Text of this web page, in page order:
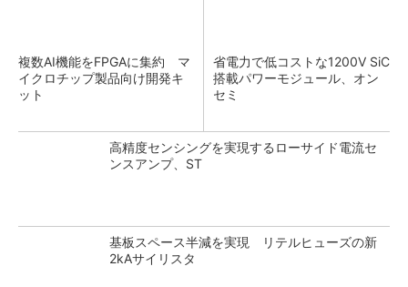
複数AI機能をFPGAに集約 マ
イクロチップ製品向け開発キ
ット
省電力で低コストな1200V SiC
搭載パワーモジュール、オン
セミ
高精度センシングを実現するローサイド電流セ
ンスアンプ、ST
基板スペース半減を実現 リテルヒューズの新
2kAサイリスタ